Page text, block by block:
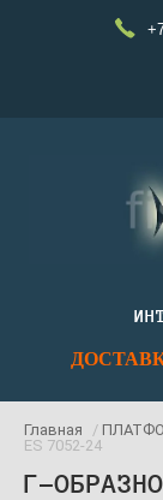
Главная /
ES 7052-24
Г-